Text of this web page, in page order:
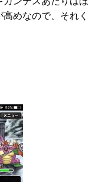
めなので、それく